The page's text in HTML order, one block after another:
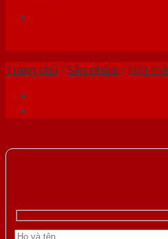
Trang chủ /Sản phẩm / Nội